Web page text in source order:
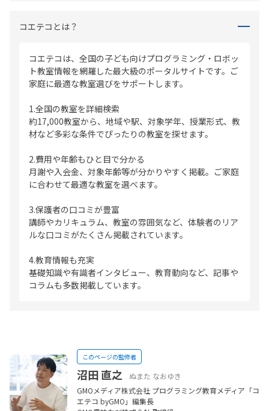
コエテコとは？
コエテコは、全国の子ども向けプログラミング・ロボッ
ト教室情報を網羅した最大級のポータルサイトです。ご
家庭に最適な教室選びをサポートします。
1.全国の教室を詳細検索
約17,000教室から、地域や駅、対象学年、授業形式、教
材など多彩な条件でぴったりの教室を探せます。
2.費用や年齢もひと目で分かる
月謝や入会金、対象年齢等が分かりやすく掲載。ご家庭
に合わせて最適な教室を選べます。
3.保護者の口コミが豊富
講師やカリキュラム、教室の雰囲気など、体験者のリア
ルな口コミがたくさん掲載されています。
4.教育情報も充実
基礎知識や有識者インタビュー、教育動向など、記事や
コラムも多数掲載しています。
このページの監修者
沼田 直之
ぬまた なおゆき
GMOメディア株式会社 プログラミング教育メディア「コ
エテコ byGMO」編集長